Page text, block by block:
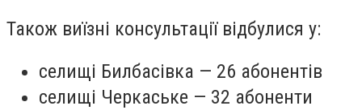
Також виїзні консультації відбулися у:
селищі Билбасівка — 26 абонентів
селищі Черкаське — 32 абоненти